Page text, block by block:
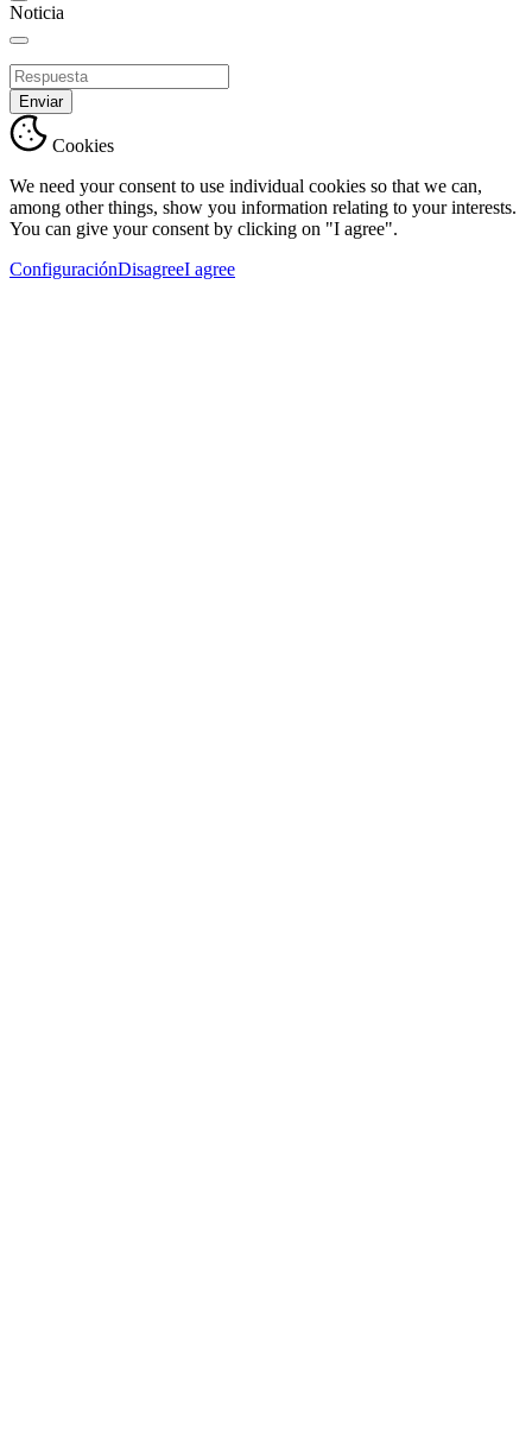
Noticia
Enviar
Cookies
We need your consent to use individual cookies so that we can,
among other things, show you information relating to your interests.
You can give your consent by clicking on "I agree".
ConfiguraciónDisagreeI agree